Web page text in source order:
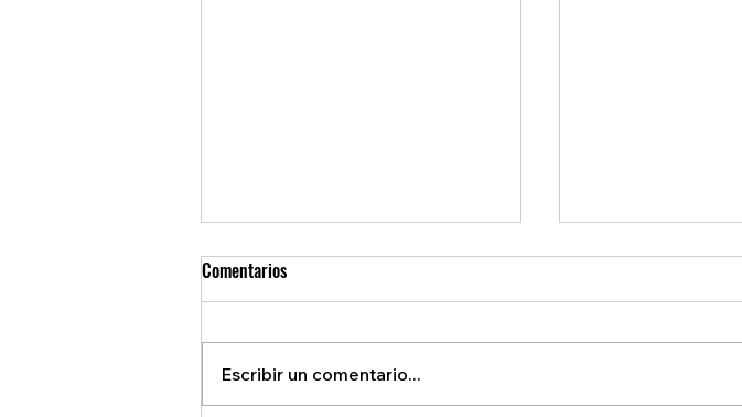
Comentarios
Escribir un comentario...